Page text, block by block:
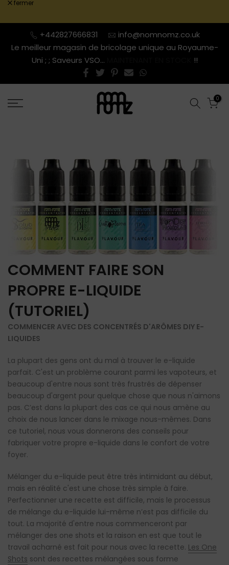
au
contenu
fermer
+442827666831
info@nomnomz.co.uk
Le meilleur magasin de bricolage unique au Royaume-
Uni ; ; Saveurs VSO...
!!
0
COMMENT FAIRE SON
PROPRE E-LIQUIDE
(TUTORIEL)
COMMENCER AVEC DES CONCENTRÉS D'ARÔMES DIY E-
LIQUIDES
La plupart des gens ont du mal à trouver le e-liquide
parfait. C'est un problème courant parmi les vapoteurs, et
beaucoup d'entre nous sont très frustrés de dépenser
beaucoup d'argent pour quelque chose que nous n'aimons
pas. C’est dans la plupart des cas ce qui nous amène au
choix de nous lancer dans le mixage nous-mêmes. Dans
ce tutoriel, nous vous donnerons des conseils pour
fabriquer votre propre e-liquide dans le confort de votre
foyer.
Mélanger du e-liquide peut être très intimidant au début,
mais en réalité c'est une chose très simple à faire.
Perfectionner une recette est difficile, mais le processus
de mélange du e-liquide lui-même n’est pas difficile du
tout. La majorité d'entre nous commenceront par
mélanger des one shots et la raison en est que tout le
travail acharné est fait pour nous avec la recette. Les One
Shots sont des recettes mélangées sous forme